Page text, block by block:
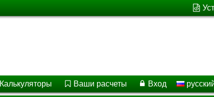
Калькуляторы Ваши расчеты Вход